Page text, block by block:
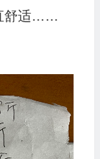
舒适……